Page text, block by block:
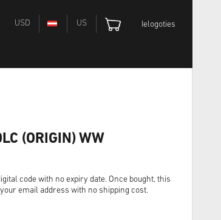
USD US Ielogoties
(ORIGIN) WW
code with no expiry date. Once bought, this
email address with no shipping cost.